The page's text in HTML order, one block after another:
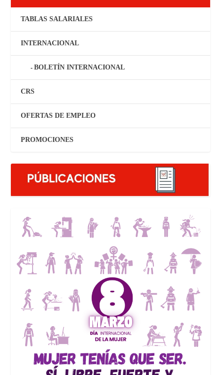
TABLAS SALARIALES
INTERNACIONAL
BOLETÍN INTERNACIONAL
CRS
OFERTAS DE EMPLEO
PROMOCIONES